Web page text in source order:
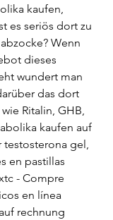
kaufen,
es seriös dort zu
Wenn
dieses
wundert man
das dort
Ritalin, GHB,
kaufen auf
testosterona gel,
en pastillas
- Compre
en línea
rechnung